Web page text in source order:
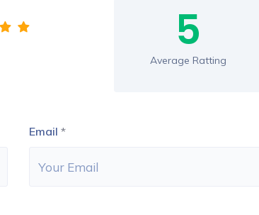
5
Average Ratting
Email *